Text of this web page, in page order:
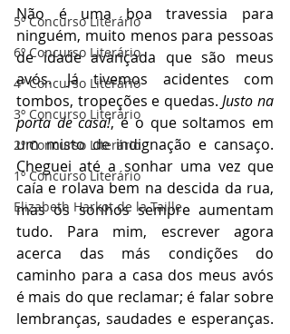
5º Concurso Literário
6º Concurso Literário
4º Concurso Literário
3º Concurso Literário
2º Concurso Literário
1º Concurso Literário
Elizabeth Harkot de la Taille
Não é uma boa travessia para
ninguém, muito menos para pessoas
de idade avançada que são meus
avós. Já tivemos acidentes com
tombos, tropeções e quedas. Justo na
porta de casa!, é o que soltamos em
um misto de indignação e cansaço.
Cheguei até a sonhar uma vez que
caía e rolava bem na descida da rua,
mas os sonhos sempre aumentam
tudo. Para mim, escrever agora
acerca das más condições do
caminho para a casa dos meus avós
é mais do que reclamar; é falar sobre
lembranças, saudades e esperanças.